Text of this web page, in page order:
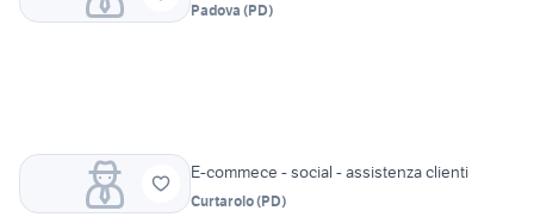
Padova (PD)
E-commece - social - assistenza clienti
Curtarolo(PD)